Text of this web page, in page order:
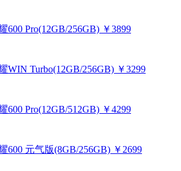
600 Pro(12GB/256GB) ￥3899
WIN Turbo(12GB/256GB) ￥3299
600 Pro(12GB/512GB) ￥4299
600 元气版(8GB/256GB) ￥2699